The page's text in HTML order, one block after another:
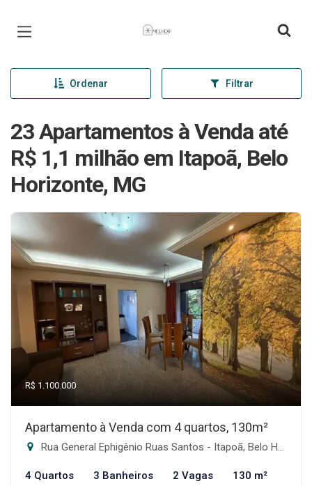
Página inicial
Ordenar Filtrar
23 Apartamentos à Venda até
R$ 1,1 milhão em Itapoã, Belo
Horizonte, MG
R$ 1.100.000
Apartamento à Venda com 4 quartos, 130m²
Rua General Ephigênio Ruas Santos - Itapoã, Belo Horizonte-MG
4 Quartos 3 Banheiros 2 Vagas 130 m²